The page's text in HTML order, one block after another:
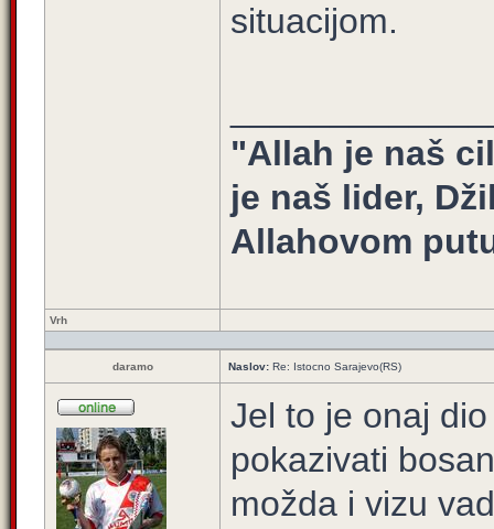
situacijom.
"Allah je naš
je naš lider,
Allahovom
Vrh
daramo Naslov: Re: Istocno Sarajevo(RS)
Jel to je onaj
pokazivati
možda i vizu